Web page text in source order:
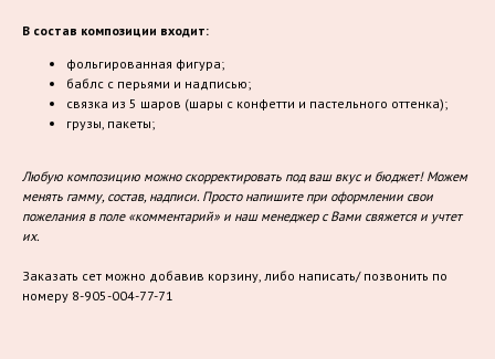
В состав композиции входит:
фольгированная фигура;
баблс с перьями и надписью;
связка из 5 шаров (шары с конфетти и пастельного оттенка);
грузы, пакеты;
Любую композицию можно скорректировать под ваш вкус и бюджет! Можем
менять гамму, состав, надписи. Просто напишите при оформлении свои
пожелания в поле «комментарий» и наш менеджер с Вами свяжется и учтет
их.
Заказать сет можно добавив корзину, либо написать/ позвонить по
номеру 8-905-004-77-71